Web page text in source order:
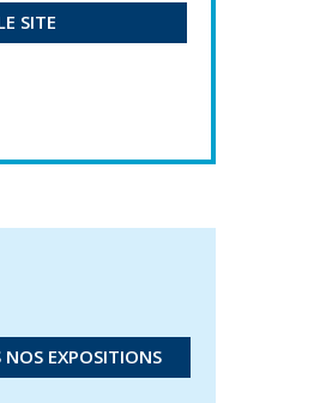
SITE
EXPOSITIONS